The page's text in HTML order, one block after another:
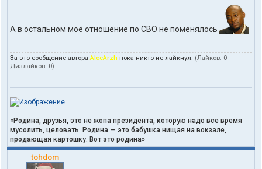
А в остальном моё отношение по СВО не поменялось
За это сообщение автораAlecArzh пока никто не лайкнул. (Лайков: 0 ·
Дизлайков: 0)
«Родина, друзья, это не жопа президента, которую надо все время
мусолить, целовать. Родина — это бабушка нищая на вокзале,
продающая картошку. Вот это родина»
tohdom